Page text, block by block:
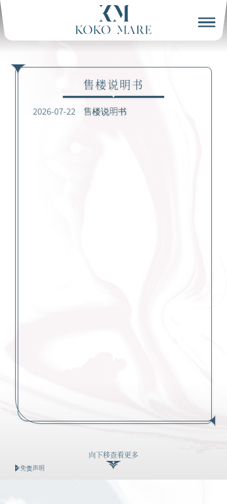
售楼说明书
2026-07-22 售楼说明书
免责声明
向下移查看更多